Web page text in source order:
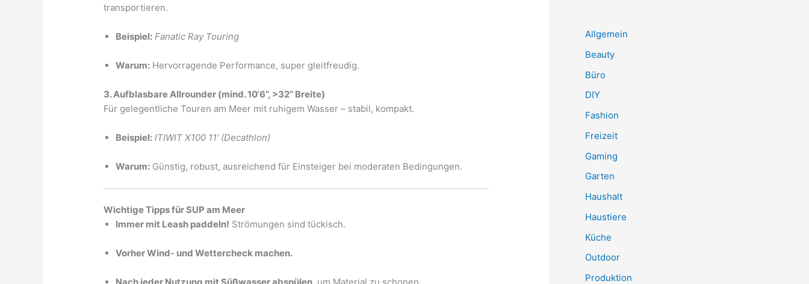
transportieren.
Beispiel: Fanatic Ray Touring
Warum: Hervorragende Performance, super gleitfreudig.
3. Aufblasbare Allrounder (mind. 10‘6“, >32“ Breite)
Für gelegentliche Touren am Meer mit ruhigem Wasser – stabil, kompakt.
Beispiel: ITIWIT X100 11′ (Decathlon)
Warum: Günstig, robust, ausreichend für Einsteiger bei moderaten Bedingungen.
Wichtige Tipps für SUP am Meer
Immer mit Leash paddeln! Strömungen sind tückisch.
Vorher Wind- und Wettercheck machen.
Nach jeder Nutzung mit Süßwasser abspülen, um Material zu schonen.
Allgemein
Beauty
Büro
DIY
Fashion
Freizeit
Gaming
Garten
Haushalt
Haustiere
Küche
Outdoor
Produktion